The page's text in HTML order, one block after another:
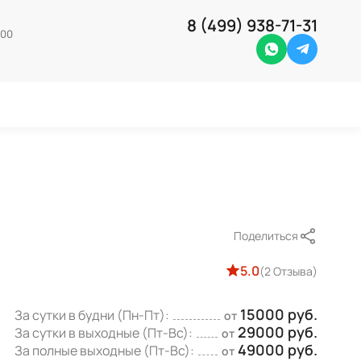
8 (499) 938-71-31
Whatsapp
Поделиться
5.0(2 Отзыва)
За сутки в будни (Пн-Пт): от 15000 руб.
За сутки в выходные (Пт-Вс): от 29000 руб.
За полные выходные (Пт-Вс): от 49000 руб.